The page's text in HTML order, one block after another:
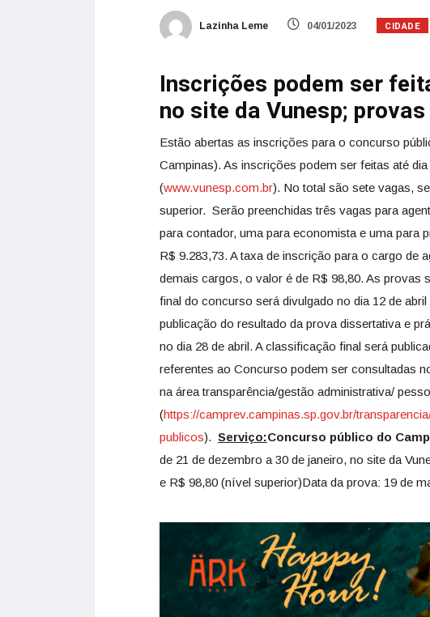
Lazinha Leme 04/01/2023 CIDADE
Inscrições podem ser
no site da Vunesp;
Estão abertas as inscrições para o concurso
Campinas). As inscrições podem ser feitas até
(www.vunesp.com.br). No total são sete vagas,
superior. Serão preenchidas três vagas para
para contador, uma para economista e uma para
R$ 9.283,73. A taxa de inscrição para o cargo de
demais cargos, o valor é de R$ 98,80. As provas
final do concurso será divulgado no dia 12 de
publicação do resultado da prova dissertativa e
no dia 28 de abril. A classificação final será
referentes ao Concurso podem ser consultadas
na área transparência/gestão administrativa/
(https://camprev.campinas.sp.gov.br/
publicos). Serviço:Concurso público do
de 21 de dezembro a 30 de janeiro, no site da
e R$ 98,80 (nível superior)Data da prova: 19 de